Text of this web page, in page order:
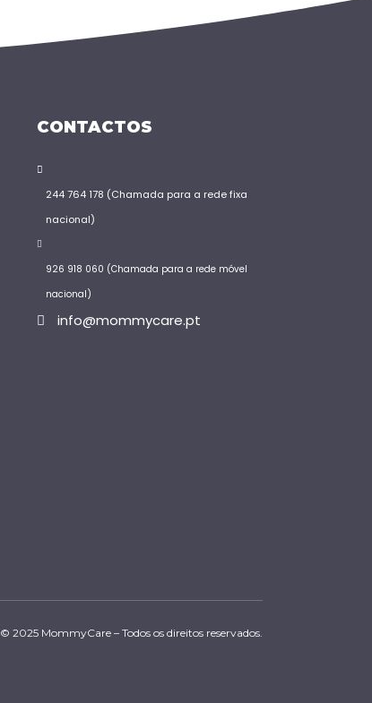
CONTACTOS
244 764 178 (Chamada para a rede fixa
nacional)
926 918 060 (Chamada para a rede móvel
nacional)
info@mommycare.pt
© 2025 MommyCare – Todos os direitos reservados.